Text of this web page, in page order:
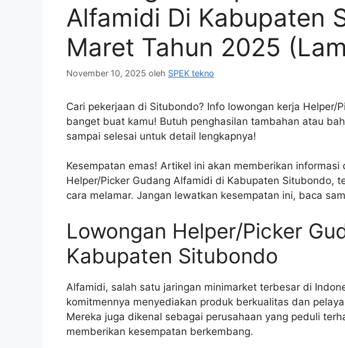
Alfamidi Di Kabupaten
Maret Tahun 2025
November 10, 2025 oleh SPEK tekno
Cari pekerjaan di Situbondo? Info lowongan kerja Helper/
banget buat kamu! Butuh penghasilan tambahan atau
sampai selesai untuk detail lengkapnya!
Kesempatan emas! Artikel ini akan memberikan
Helper/Picker Gudang Alfamidi di Kabupaten Situbondo,
cara melamar. Jangan lewatkan kesempatan ini, baca
Lowongan Helper/Picker
Kabupaten Situbondo
Alfamidi, salah satu jaringan minimarket terbesar di
komitmennya menyediakan produk berkualitas dan
Mereka juga dikenal sebagai perusahaan yang peduli
memberikan kesempatan berkembang.